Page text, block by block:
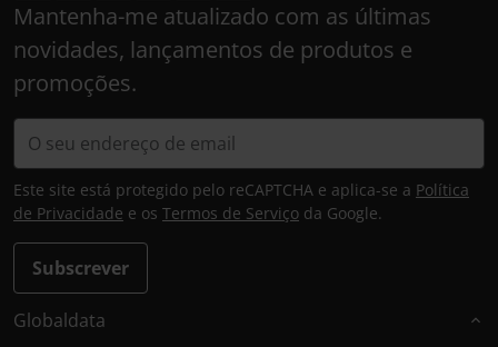
Mantenha-me atualizado com as últimas
novidades, lançamentos de produtos e
promoções.
Subscrever
Este site está protegido pelo reCAPTCHA e aplica-se a Política
de Privacidade e os Termos de Serviço da Google.
Globaldata